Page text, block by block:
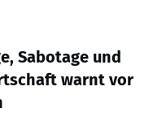
Sabotage und
warnt vor